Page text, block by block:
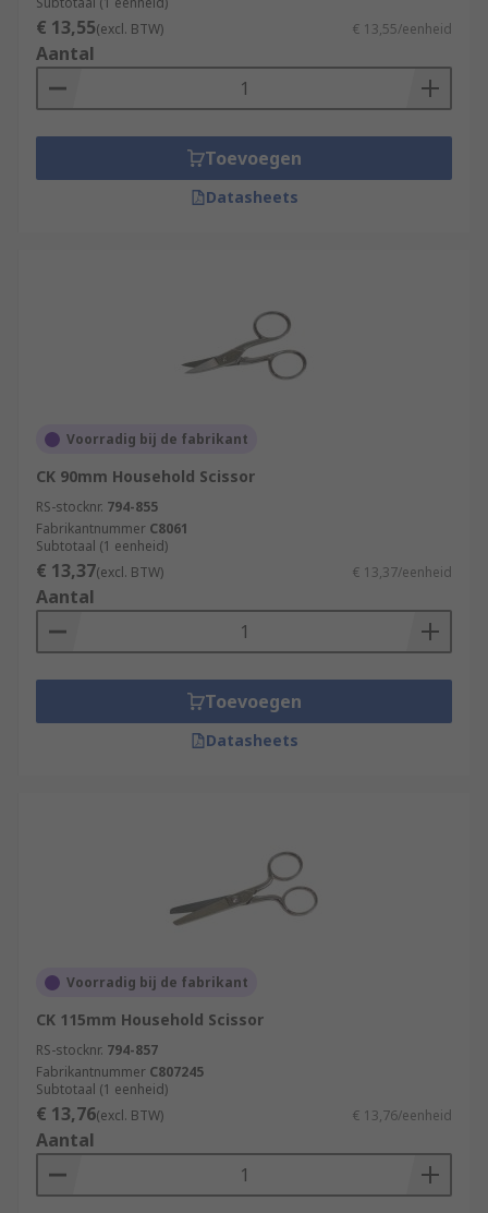
€ 13,55(excl. BTW) € 13,55/eenheid
Aantal
Toevoegen
Datasheets
Voorradig bij de fabrikant
CK 90mm Household Scissor
RS-stocknr. 794-855
Fabrikantnummer C8061
Subtotaal (1 eenheid)
€ 13,37(excl. BTW) € 13,37/eenheid
Aantal
Toevoegen
Datasheets
Voorradig bij de fabrikant
CK 115mm Household Scissor
RS-stocknr. 794-857
Fabrikantnummer C807245
Subtotaal (1 eenheid)
€ 13,76(excl. BTW) € 13,76/eenheid
Aantal